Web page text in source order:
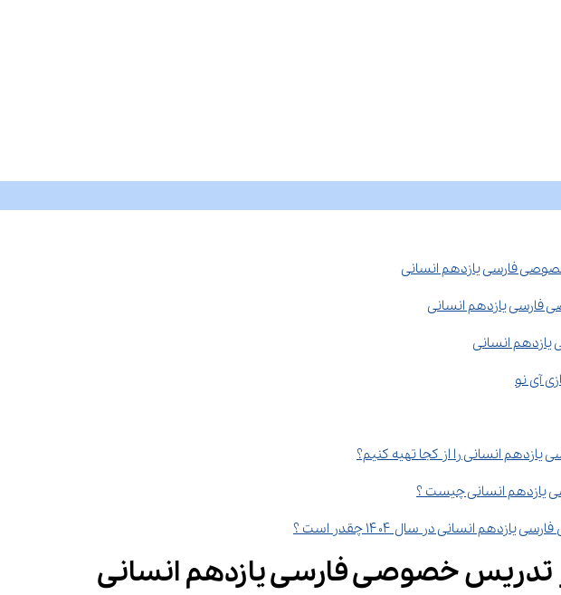
فارسی یازدهم انسانی
فارسی یازدهم انسانی
انسانی
آی نو
انسانی را از کجا تهیه کنیم؟
یازدهم انسانی چیست ؟
انسانی در سال ۱۴۰۴ چقدر است ؟
تدریس خصوصی فارسی یازدهم انسانی